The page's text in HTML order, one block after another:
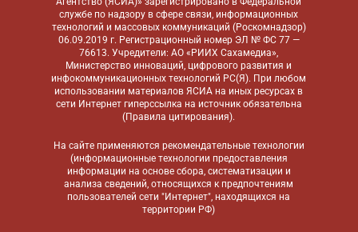
службе по надзору в сфере связи, информационных
технологий и массовых коммуникаций (Роскомнадзор)
06.09.2019 г. Регистрационный номер ЭЛ № ФС 77 —
76613. Учредители: АО «РИИХ Сахамедиа»,
Министерство инноваций, цифрового развития и
инфокоммуникационных технологий РС(Я). При любом
использовании материалов ЯСИА на иных ресурсах в
сети Интернет гиперссылка на источник обязательна
(Правила цитирования).
На сайте применяются рекомендательные технологии
(информационные технологии предоставления
информации на основе сбора, систематизации и
анализа сведений, относящихся к предпочтениям
пользователей сети "Интернет", находящихся на
территории РФ)